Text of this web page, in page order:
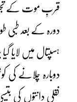
قربِ موت کے
دورہ کے بعد طبی
ہسپتال میں لایا
دوبارہ چلانے
نقلی دانتوں کی